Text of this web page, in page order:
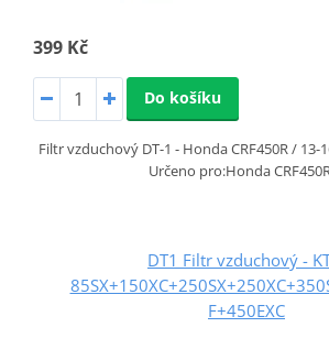
399 Kč
Do košíku
Filtr vzduchový DT-1 - Honda CRF450R / 13-
Určeno pro:Honda
DT1 Filtr vzduchový -
F+450EXC